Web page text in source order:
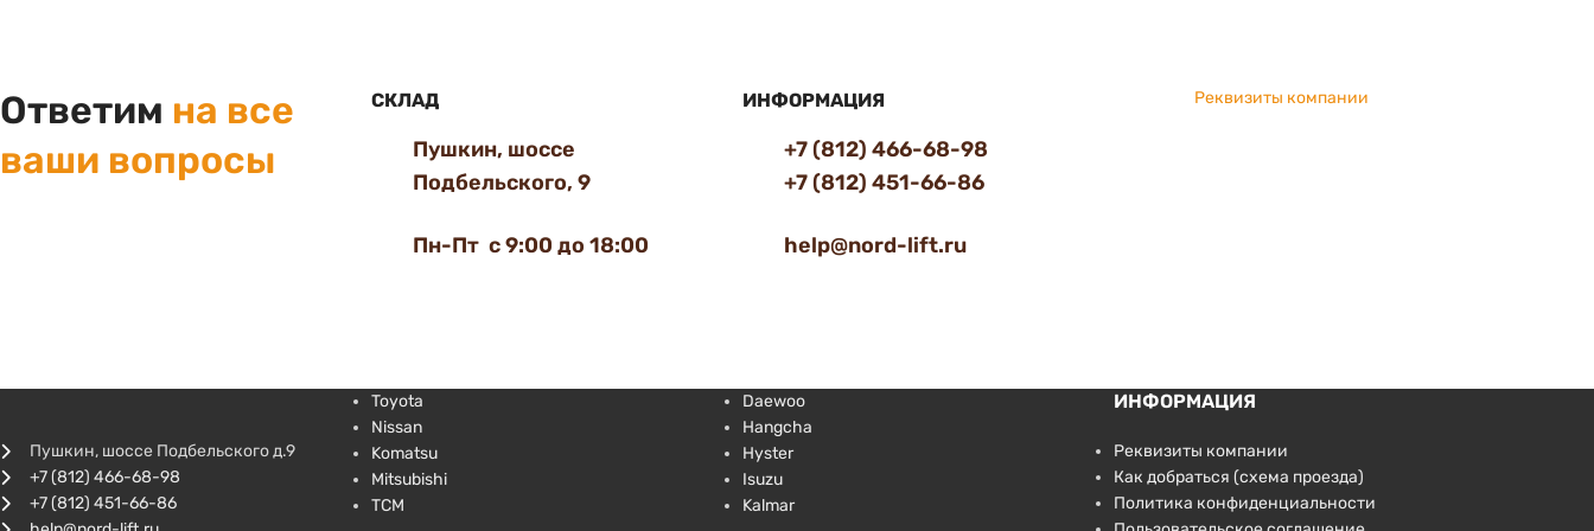
Ответим на все
ваши вопросы
СКЛАД
Пушкин, шоссе
Подбельского, 9
Пн-Пт с 9:00 до 18:00
ИНФОРМАЦИЯ
+7 (812) 466-68-98
+7 (812) 451-66-86
help@nord-lift.ru
Реквизиты компании
Пушкин, шоссе Подбельского д.9
+7 (812) 466-68-98
+7 (812) 451-66-86
Toyota
Nissan
Komatsu
Mitsubishi
TCM
Daewoo
Hangcha
Hyster
Isuzu
Kalmar
ИНФОРМАЦИЯ
Реквизиты компании
Как добраться (схема проезда)
Политика конфиденциальности